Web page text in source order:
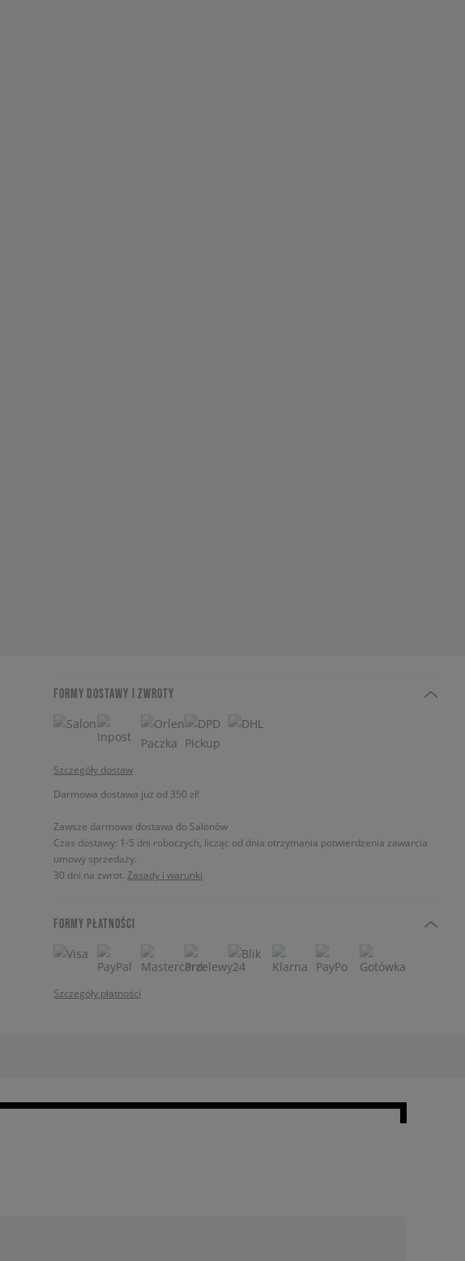
FORMY DOSTAWY I ZWROTY
Szczegóły dostaw
Darmowa dostawa już od 350 zł!
Zawsze darmowa dostawa do Salonów
Czas dostawy: 1-5 dni roboczych, licząc od dnia otrzymania potwierdzenia zawarcia
umowy sprzedaży.
30 dni na zwrot. Zasady i warunki
FORMY PŁATNOŚCI
Szczegóły płatności